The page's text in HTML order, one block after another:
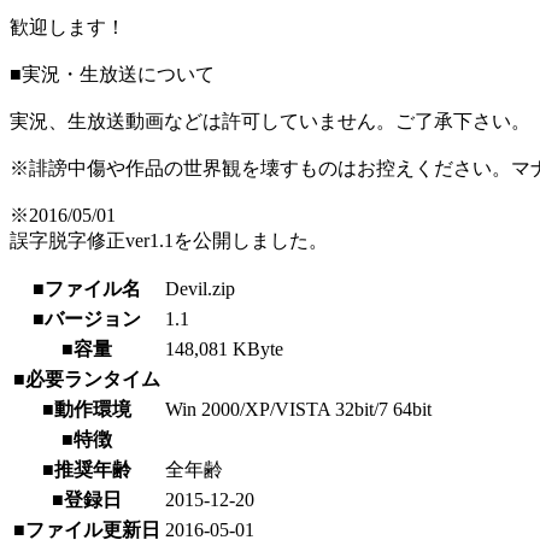
歓迎します！
■実況・生放送について
実況、生放送動画などは許可していません。ご了承下さい。
※誹謗中傷や作品の世界観を壊すものはお控えください。マ
※2016/05/01
誤字脱字修正ver1.1を公開しました。
■ファイル名
Devil.zip
■バージョン
1.1
■容量
148,081 KByte
■必要ランタイム
■動作環境
Win 2000/XP/VISTA 32bit/7 64bit
■特徴
■推奨年齢
全年齢
■登録日
2015-12-20
■ファイル更新日 2016-05-01